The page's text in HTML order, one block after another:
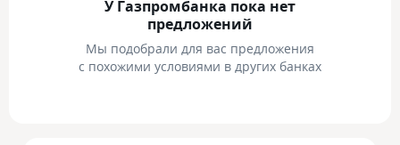
У Газпромбанка пока нет
предложений
Мы подобрали для вас предложения
с похожими условиями в других банках